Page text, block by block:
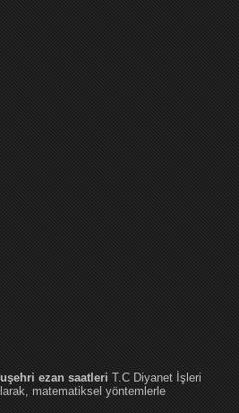
ezan saatleri T.C Diyanet İşleri
matematiksel yöntemlerle